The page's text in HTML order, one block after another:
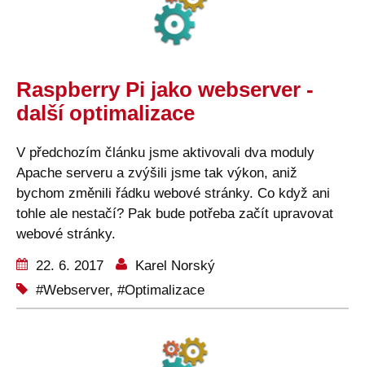
Raspberry Pi jako webserver -
další optimalizace
V předchozím článku jsme aktivovali dva moduly
Apache serveru a zvýšili jsme tak výkon, aniž
bychom změnili řádku webové stránky. Co když ani
tohle ale nestačí? Pak bude potřeba začít upravovat
webové stránky.
22. 6. 2017
Karel Norský
Webserver, Optimalizace